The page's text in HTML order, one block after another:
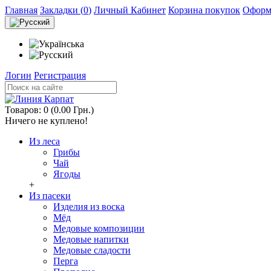
Главная Закладки (0) Личный Кабинет Корзина покупок
Логин Регистрация
Товаров: 0 (0.00 Грн.)
Ничего не куплено!
Из леса
Грибы
Чай
Ягоды
+
Из пасеки
Изделия из воска
Мёд
Медовые композиции
Медовые напитки
Медовые сладости
Перга